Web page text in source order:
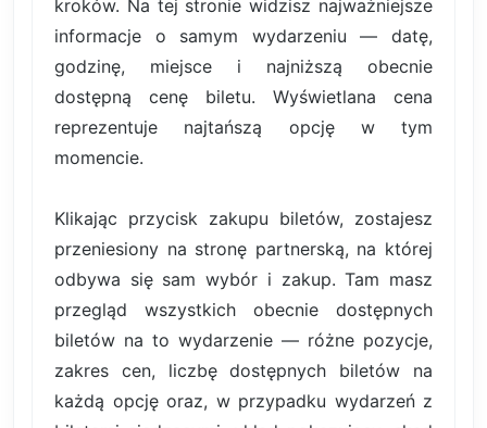
kroków. Na tej stronie widzisz najważniejsze
informacje o samym wydarzeniu — datę,
godzinę, miejsce i najniższą obecnie
dostępną cenę biletu. Wyświetlana cena
reprezentuje najtańszą opcję w tym
momencie.
Klikając przycisk zakupu biletów, zostajesz
przeniesiony na stronę partnerską, na której
odbywa się sam wybór i zakup. Tam masz
przegląd wszystkich obecnie dostępnych
biletów na to wydarzenie — różne pozycje,
zakres cen, liczbę dostępnych biletów na
każdą opcję oraz, w przypadku wydarzeń z